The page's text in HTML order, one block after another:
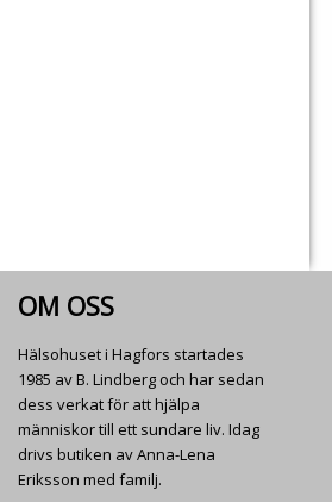
OM OSS
Hälsohuset i Hagfors startades
1985 av B. Lindberg och har sedan
dess verkat för att hjälpa
människor till ett sundare liv. Idag
drivs butiken av Anna-Lena
Eriksson med familj.